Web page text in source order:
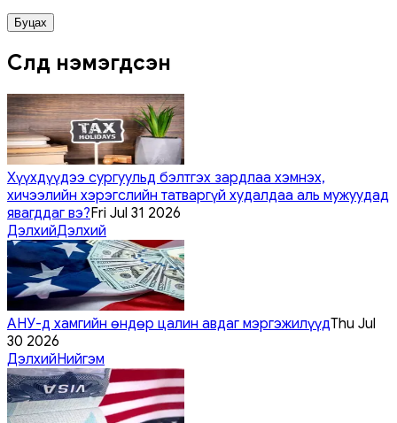
Буцах
Сүүлд нэмэгдсэн
Хүүхдүүдээ сургуульд бэлтгэх зардлаа хэмнэх,
хичээлийн хэрэгслийн татваргүй худалдаа аль мужуудад
явагддаг вэ?Fri Jul 31 2026
ДэлхийДэлхий
АНУ-д хамгийн өндөр цалин авдаг мэргэжилүүдThu Jul
30 2026
ДэлхийНийгэм